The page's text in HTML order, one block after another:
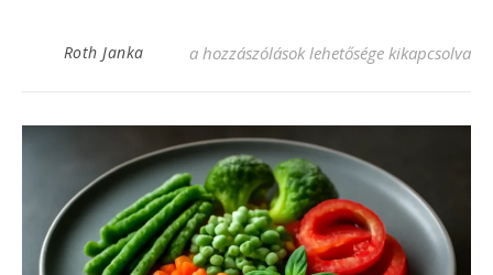
Roth Janka Római saláta recept, ami elvarázsol
a hozzászólások lehetősége kikapcsolva